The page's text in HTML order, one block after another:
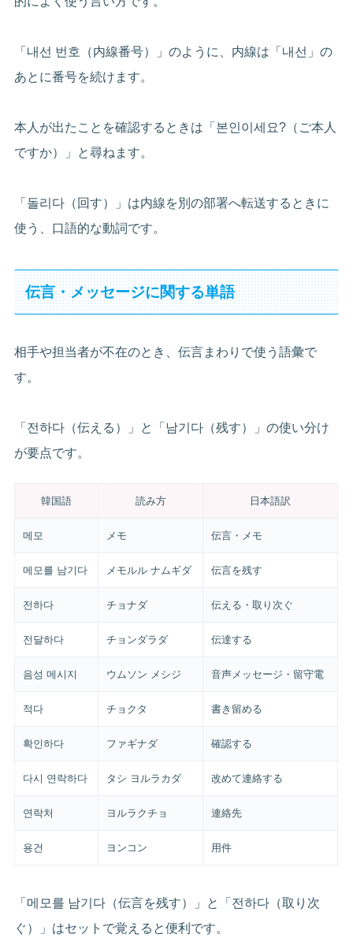
「내선 번호（内線番号）」のように、内線は「내선」の
あとに番号を続けます。
本人が出たことを確認するときは「본인이세요?（ご本人
ですか）」と尋ねます。
「돌리다（回す）」は内線を別の部署へ転送するときに
使う、口語的な動詞です。
伝言・メッセージに関する単語
相手や担当者が不在のとき、伝言まわりで使う語彙で
す。
「전하다（伝える）」と「남기다（残す）」の使い分け
が要点です。
韓国語 読み方 日本語訳
메모 メモ 伝言・メモ
메모를 남기다 メモルル ナムギダ 伝言を残す
전하다 チョナダ 伝える・取り次ぐ
전달하다 チョンダラダ 伝達する
음성 메시지 ウムソン メシジ 音声メッセージ・留守電
적다 チョクタ 書き留める
확인하다 ファギナダ 確認する
다시 연락하다 タシ ヨルラカダ 改めて連絡する
연락처 ヨルラクチョ 連絡先
용건 ヨンコン 用件
「메모를 남기다（伝言を残す）」と「전하다（取り次
ぐ）」はセットで覚えると便利です。